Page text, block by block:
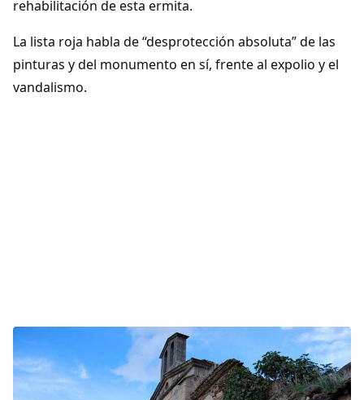
rehabilitación de esta ermita.
La lista roja habla de “desprotección absoluta” de las
pinturas y del monumento en sí, frente al expolio y el
vandalismo.